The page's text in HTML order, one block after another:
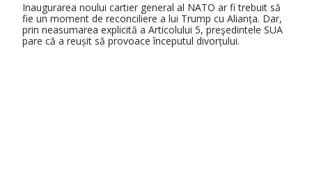
Inaugurarea noului cartier general al NATO ar fi trebuit să
fie un moment de reconciliere a lui Trump cu Alianța. Dar,
prin neasumarea explicită a Articolului 5, preşedintele SUA
pare că a reușit să provoace începutul divorțului.